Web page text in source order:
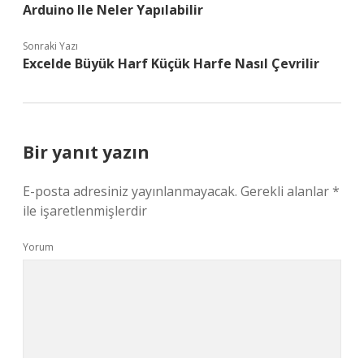
Arduino Ile Neler Yapılabilir
Sonraki Yazı
Excelde Büyük Harf Küçük Harfe Nasıl Çevrilir
Bir yanıt yazın
E-posta adresiniz yayınlanmayacak. Gerekli alanlar*
ile işaretlenmişlerdir
Yorum